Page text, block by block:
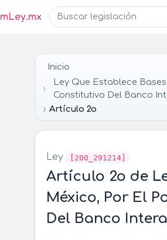
mLey.mx
Inicio
Ley Que Establece
Constitutivo Del Banco
Artículo 2o
Ley [200_291214]
Artículo 2o de
México, Por El
Del Banco